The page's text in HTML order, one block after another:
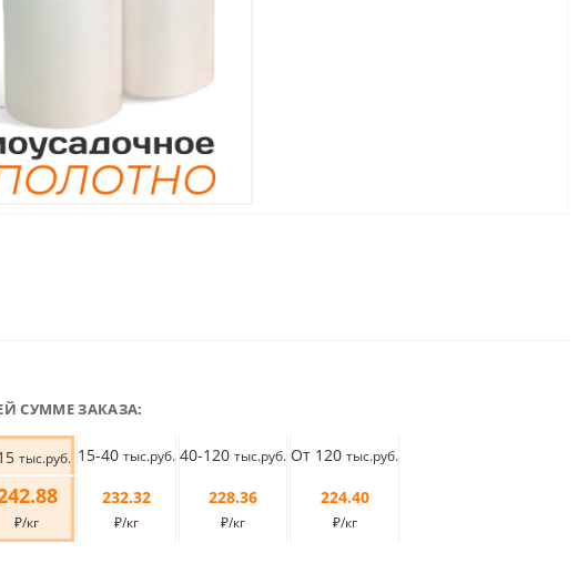
СУММЕ ЗАКАЗА:
тыс.руб. 15-40 тыс.руб. 40-120 тыс.руб. От 120 тыс.руб.
₽/кг
232.32
₽/кг
228.36
₽/кг
224.40
₽/кг